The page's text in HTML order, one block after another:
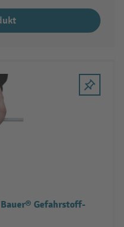
Gefahrstoff-